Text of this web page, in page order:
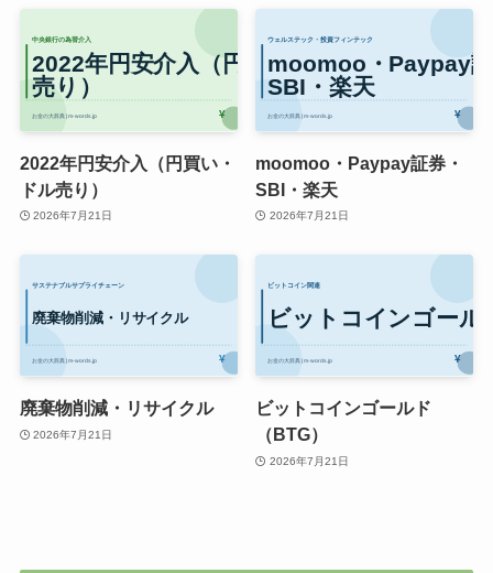
2022年円安介入（円買い・
ドル売り）
2026年7月21日
moomoo・Paypay証券・
SBI・楽天
2026年7月21日
廃棄物削減・リサイクル
2026年7月21日
ビットコインゴールド
（BTG）
2026年7月21日